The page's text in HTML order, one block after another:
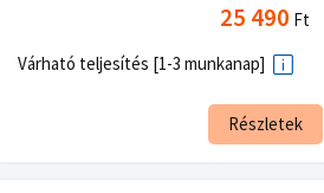
25 490 Ft
Várható teljesítés [1-3 munkanap]
Részletek